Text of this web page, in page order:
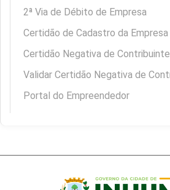
2ª Via de Débito de Empresa
Certidão de Cadastro da Empresa
Certidão Negativa de Contribuinte
Validar Certidão Negativa de
Portal do Empreendedor